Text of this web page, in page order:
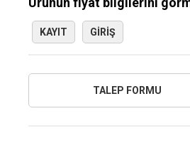
KAYIT GIRIŞ